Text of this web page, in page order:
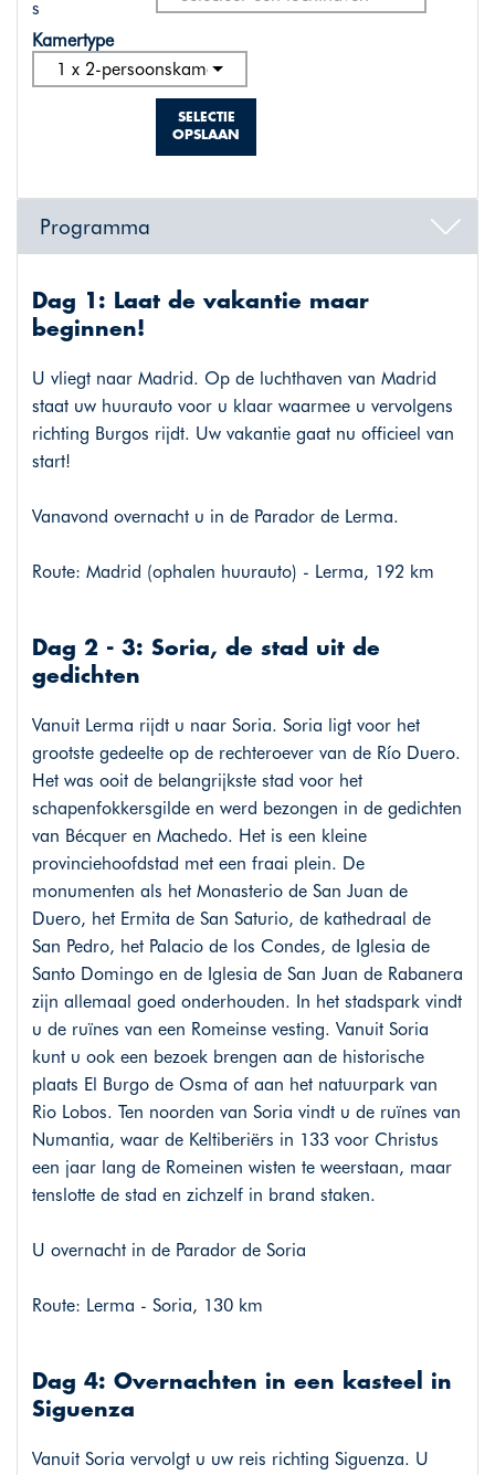
s
Kamertype
1 x 2-persoonskamer standaard
SELECTIE
OPSLAAN
Programma
Dag 1: Laat de vakantie maar
beginnen!
U vliegt naar Madrid. Op de luchthaven van Madrid
staat uw huurauto voor u klaar waarmee u vervolgens
richting Burgos rijdt. Uw vakantie gaat nu officieel van
start!
Vanavond overnacht u in de Parador de Lerma.
Route: Madrid (ophalen huurauto) - Lerma, 192 km
Dag 2 - 3: Soria, de stad uit de
gedichten
Vanuit Lerma rijdt u naar Soria. Soria ligt voor het
grootste gedeelte op de rechteroever van de Río Duero.
Het was ooit de belangrijkste stad voor het
schapenfokkersgilde en werd bezongen in de gedichten
van Bécquer en Machedo. Het is een kleine
provinciehoofdstad met een fraai plein. De
monumenten als het Monasterio de San Juan de
Duero, het Ermita de San Saturio, de kathedraal de
San Pedro, het Palacio de los Condes, de Iglesia de
Santo Domingo en de Iglesia de San Juan de Rabanera
zijn allemaal goed onderhouden. In het stadspark vindt
u de ruïnes van een Romeinse vesting. Vanuit Soria
kunt u ook een bezoek brengen aan de historische
plaats El Burgo de Osma of aan het natuurpark van
Rio Lobos. Ten noorden van Soria vindt u de ruïnes van
Numantia, waar de Keltiberiërs in 133 voor Christus
een jaar lang de Romeinen wisten te weerstaan, maar
tenslotte de stad en zichzelf in brand staken.
U overnacht in de Parador de Soria
Route: Lerma - Soria, 130 km
Dag 4: Overnachten in een kasteel in
Siguenza
Vanuit Soria vervolgt u uw reis richting Siguenza. U